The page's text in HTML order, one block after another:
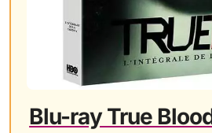
Blu-ray True